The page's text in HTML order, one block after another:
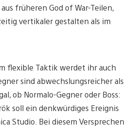
früheren God of War-Teilen,
vertikaler gestalten als im
flexible Taktik werdet ihr auch
sind abwechslungsreicher als
ob Normalo-Gegner oder Boss:
soll ein denkwürdiges Ereignis
Studio. Bei diesem Versprechen